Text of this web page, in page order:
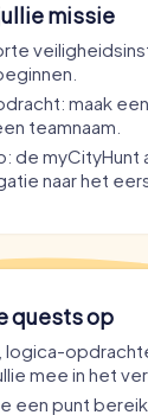
missie
maak
teamnaam.
de
naar het
quests op
logica-
mee in het
een punt